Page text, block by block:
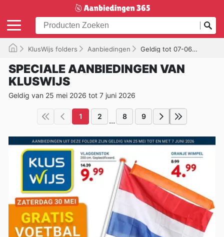
KlusWijs folders Aanbiedingen Geldig tot 07-06-2026
SPECIALE AANBIEDINGEN VAN
KLUSWIJS
Geldig van 25 mei 2026 tot 7 juni 2026
1 2 ... 8 9